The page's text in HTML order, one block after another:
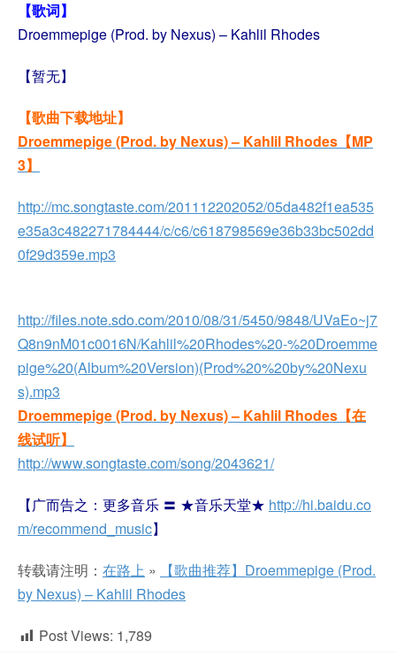
【歌词】
Droemmepige (Prod. by Nexus) – Kahlil Rhodes
【暂无】
【歌曲下载地址】
Droemmepige (Prod. by Nexus) – Kahlil Rhodes 【MP
3】
http://mc.songtaste.com/201112202052/05da482f1ea535
e35a3c482271784444/c/c6/c618798569e36b33bc502dd
0f29d359e.mp3
http://files.note.sdo.com/2010/08/31/5450/9848/UVaEo~j7
Q8n9nM01c0016N/Kahlil%20Rhodes%20-%20Droemme
pige%20(Album%20Version)(Prod%20%20by%20Nexu
s).mp3
Droemmepige (Prod. by Nexus) – Kahlil Rhodes【在
线试听】
http://www.songtaste.com/song/2043621/
【广而告之：更多音乐 〓 ★音乐天堂★ http://hi.baidu.co
m/recommend_music】
转载请注明： 在路上 »
【歌曲推荐】Droemmepige (Prod.
by Nexus) – Kahlil Rhodes
Post Views: 1,789